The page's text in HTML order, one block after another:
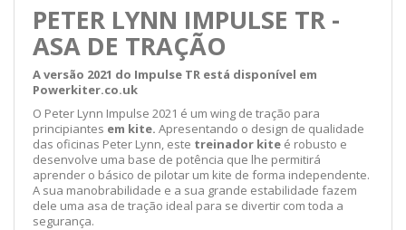
PETER LYNN IMPULSE TR -
ASA DE TRAÇÃO
A versão 2021 do Impulse TR está disponível em
Powerkiter.co.uk
O Peter Lynn Impulse 2021 é um wing de tração para
principiantes em kite. Apresentando o design de qualidade
das oficinas Peter Lynn, este treinador kite é robusto e
desenvolve uma base de potência que lhe permitirá
aprender o básico de pilotar um kite de forma independente.
A sua manobrabilidade e a sua grande estabilidade fazem
dele uma asa de tração ideal para se divertir com toda a
segurança.